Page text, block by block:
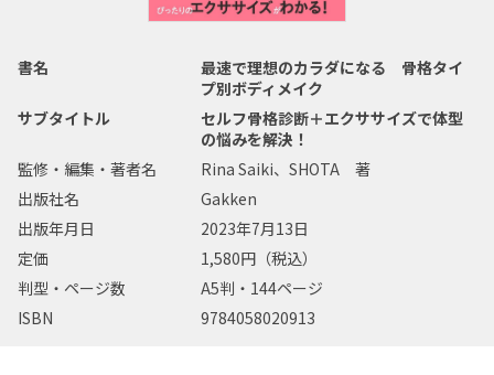
書名
最速で理想のカラダになる 骨格タイ
プ別ボディメイク
サブタイトル
セルフ骨格診断＋エクササイズで体型
の悩みを解決！
監修・編集・著者名
Rina Saiki、SHOTA 著
出版社名
Gakken
出版年月日
2023年7月13日
定価
1,580円（税込）
判型・ページ数
A5判・144ページ
ISBN
9784058020913